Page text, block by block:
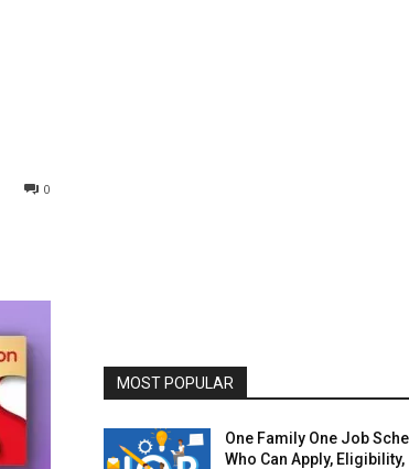
0
MOST POPULAR
One Family One Job
Who Can Apply, Eligibility,